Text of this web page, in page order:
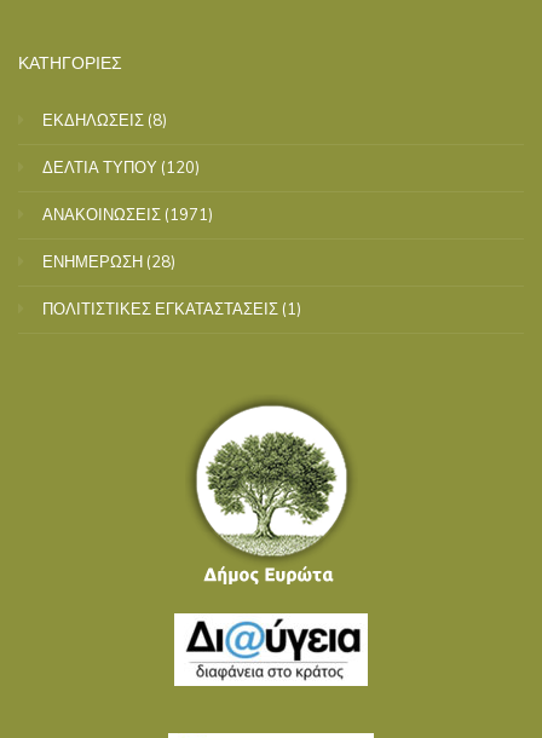
ΚΑΤΗΓΟΡΙΕΣ
ΕΚΔΗΛΩΣΕΙΣ (8)
ΔΕΛΤΙΑ ΤΥΠΟΥ (120)
ΑΝΑΚΟΙΝΩΣΕΙΣ (1971)
ΕΝΗΜΕΡΩΣΗ (28)
ΠΟΛΙΤΙΣΤΙΚΕΣ ΕΓΚΑΤΑΣΤΑΣΕΙΣ (1)